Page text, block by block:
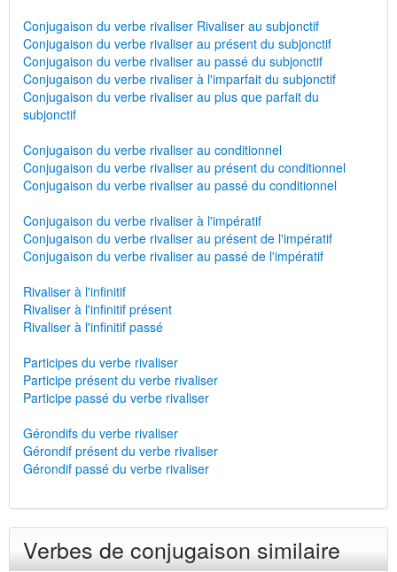
Conjugaison du verbe rivaliser Rivaliser au subjonctif
Conjugaison du verbe rivaliser au présent du subjonctif
Conjugaison du verbe rivaliser au passé du subjonctif
Conjugaison du verbe rivaliser à l'imparfait du subjonctif
Conjugaison du verbe rivaliser au plus que parfait du
subjonctif
Conjugaison du verbe rivaliser au conditionnel
Conjugaison du verbe rivaliser au présent du conditionnel
Conjugaison du verbe rivaliser au passé du conditionnel
Conjugaison du verbe rivaliser à l'impératif
Conjugaison du verbe rivaliser au présent de l'impératif
Conjugaison du verbe rivaliser au passé de l'impératif
Rivaliser à l'infinitif
Rivaliser à l'infinitif présent
Rivaliser à l'infinitif passé
Participes du verbe rivaliser
Participe présent du verbe rivaliser
Participe passé du verbe rivaliser
Gérondifs du verbe rivaliser
Gérondif présent du verbe rivaliser
Gérondif passé du verbe rivaliser
Verbes de conjugaison similaire